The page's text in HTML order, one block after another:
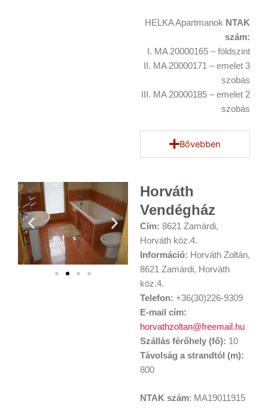
HELKA Apartmanok NTAK
szám:
I. MA 20000165 – földszint
II. MA 20000171 – emelet 3
szobás
III. MA 20000185 – emelet 2
szobás
Bővebben
Horváth
Vendégház
Cím: 8621 Zamárdi,
Horváth köz.4.
Információ: Horváth Zoltán,
8621 Zamárdi, Horváth
köz.4.
Telefon: +36(30)226-9309
E-mail cím:
horvathzoltan@freemail.hu
Szállás férőhely (fő): 10
Távolság a strandtól (m):
800
NTAK szám: MA19011915